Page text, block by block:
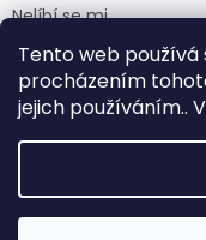
Tento web používá
procházením
jejich používáním..
Vážení zákazníci, od
naše prodejna
Nelíbí se mi
Počet hlasů: 168
Copyright 2026